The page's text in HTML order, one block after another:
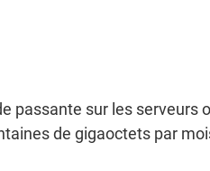
passante sur les serveurs
de gigaoctets par